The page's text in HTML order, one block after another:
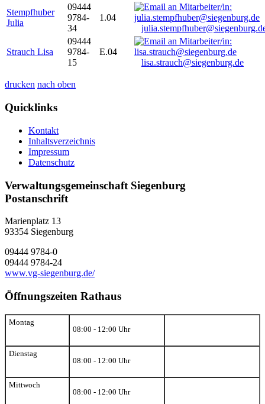
Stempfhuber
Julia
09444
9784-
34
1.04
Strauch Lisa
09444
9784-
15
E.04
lisa.strauch@siegenburg.de
drucken nach oben
Quicklinks
Kontakt
Inhaltsverzeichnis
Impressum
Datenschutz
Verwaltungsgemeinschaft Siegenburg
Postanschrift
Marienplatz 13
93354 Siegenburg
09444 9784-0
09444 9784-24
www.vg-siegenburg.de/
Öffnungszeiten Rathaus
Montag
08:00 - 12:00 Uhr
Dienstag
08:00 - 12:00 Uhr
Mittwoch
08:00 - 12:00 Uhr